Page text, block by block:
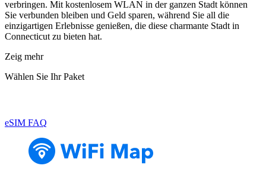
verbringen. Mit kostenlosem WLAN in der ganzen Stadt können
Sie verbunden bleiben und Geld sparen, während Sie all die
einzigartigen Erlebnisse genießen, die diese charmante Stadt in
Connecticut zu bieten hat.
Zeig mehr
Wählen Sie Ihr Paket
eSIM FAQ